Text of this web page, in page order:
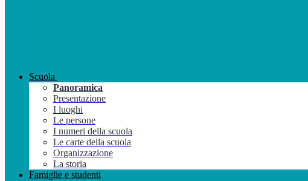
Scuola
Panoramica
Presentazione
I luoghi
Le persone
I numeri della scuola
Le carte della scuola
Organizzazione
La storia
Famiglie e studenti